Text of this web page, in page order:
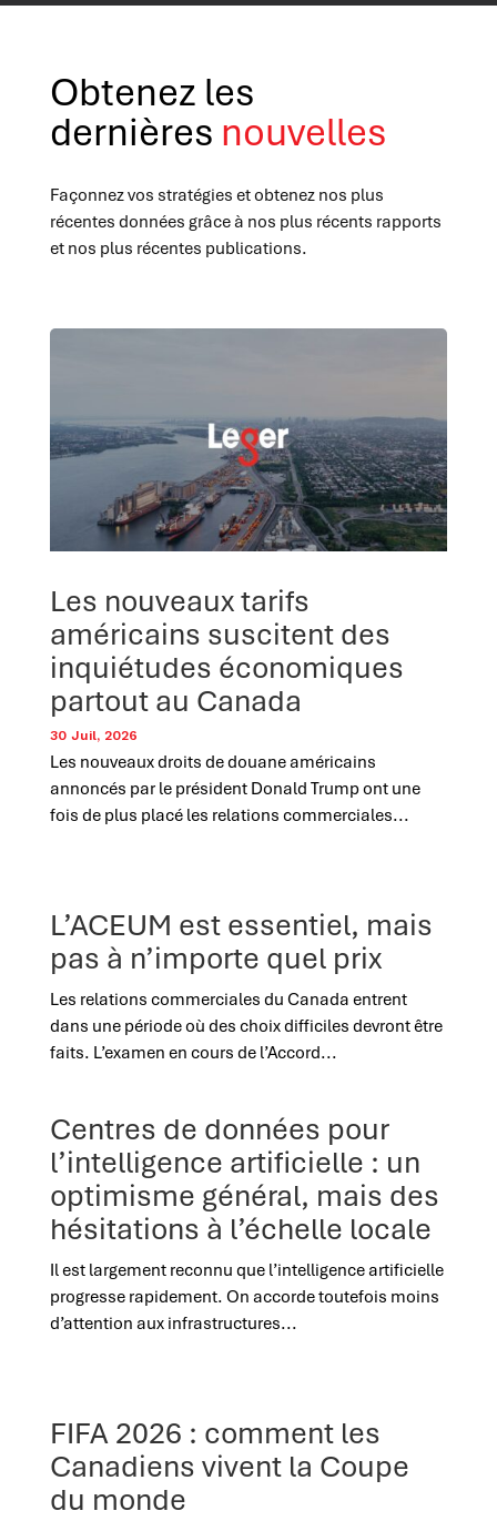
Obtenez les
dernières nouvelles
Façonnez vos stratégies et obtenez nos plus
récentes données grâce à nos plus récents rapports
et nos plus récentes publications.
Les nouveaux tarifs
américains suscitent des
inquiétudes économiques
partout au Canada
30 Juil, 2026
Les nouveaux droits de douane américains
annoncés par le président Donald Trump ont une
fois de plus placé les relations commerciales...
L’ACEUM est essentiel, mais
pas à n’importe quel prix
Les relations commerciales du Canada entrent
dans une période où des choix difficiles devront être
faits. L’examen en cours de l’Accord...
Centres de données pour
l’intelligence artificielle : un
optimisme général, mais des
hésitations à l’échelle locale
Il est largement reconnu que l’intelligence artificielle
progresse rapidement. On accorde toutefois moins
d’attention aux infrastructures...
FIFA 2026 : comment les
Canadiens vivent la Coupe
du monde